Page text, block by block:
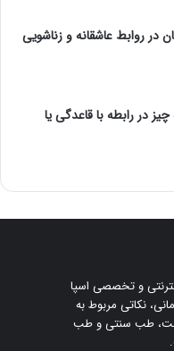
در رابطه با قاعدگی یا
و تخصصی اسپا
نکاتی مربوط به
طب سنتی و طب